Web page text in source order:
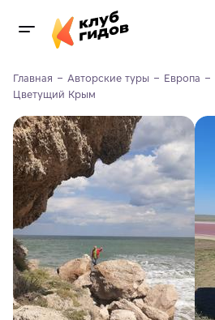
Главная Авторские туры Европа
Цветущий Крым